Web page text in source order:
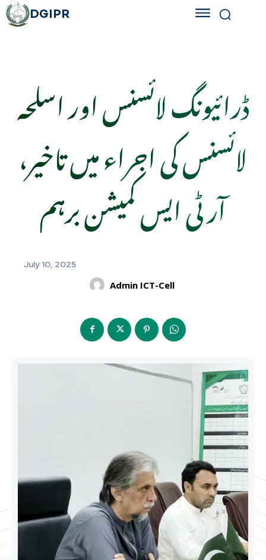
DGIPR
ڈرائیونگ لائسنس اور اسلحہ
لائسنس کی اجراء میں تاخیر،
آر ٹی ایس کمیشن برہم
July 10, 2025
Admin ICT-Cell